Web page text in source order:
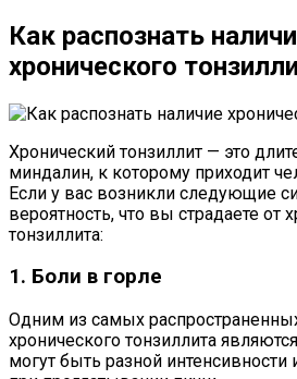
Как распознать
хронического
Хронический тонзиллит — это
миндалин, к которому приходит
Если у вас возникли следующие
вероятность, что вы страдаете от
тонзиллита:
1. Боли в горле
Одним из самых
хронического тонзиллита
могут быть разной интенсивности